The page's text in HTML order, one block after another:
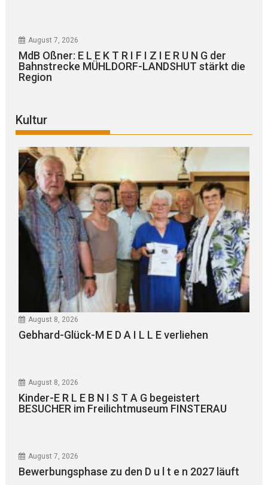
August 7, 2026
MdB Oßner: E L E K T R I F I Z I E R U N G der
Bahnstrecke MÜHLDORF-LANDSHUT stärkt die
Region
Kultur
August 8, 2026
Gebhard-Glück-M E D A I L L E verliehen
August 8, 2026
Kinder-E R L E B N I S T A G begeistert
BESUCHER im Freilichtmuseum FINSTERAU
August 7, 2026
Bewerbungsphase zu den D u l t e n 2027 läuft